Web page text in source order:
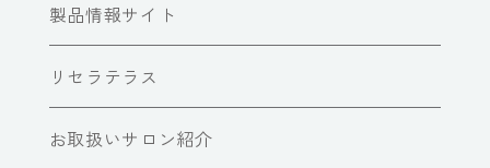
製品情報サイト
リセラテラス
お取扱いサロン紹介